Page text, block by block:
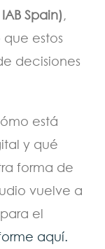
Spain),
estos
decisiones
está
y qué
forma de
vuelve a
el
aquí.